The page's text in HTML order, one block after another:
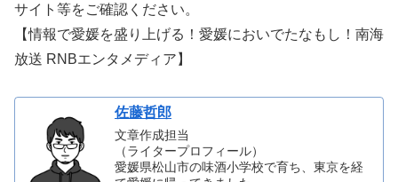
サイト等をご確認ください。
【情報で愛媛を盛り上げる！愛媛においでたなもし！南海
放送 RNBエンタメディア】
佐藤哲郎
文章作成担当
（ライタープロフィール）
愛媛県松山市の味酒小学校で育ち、東京を経